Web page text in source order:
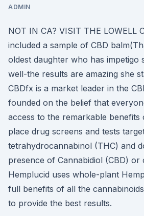
ADMIN
NOT IN CA? VISIT THE LOWELL
included a sample of CBD
oldest daughter who has impetigo
well-the results are amazing she
CBDfx is a market leader in the
founded on the belief that
access to the remarkable benefits
place drug screens and tests
tetrahydrocannabinol (THC) and
presence of Cannabidiol (CBD)
Hemplucid uses whole-plant
full benefits of all the
to provide the best results.